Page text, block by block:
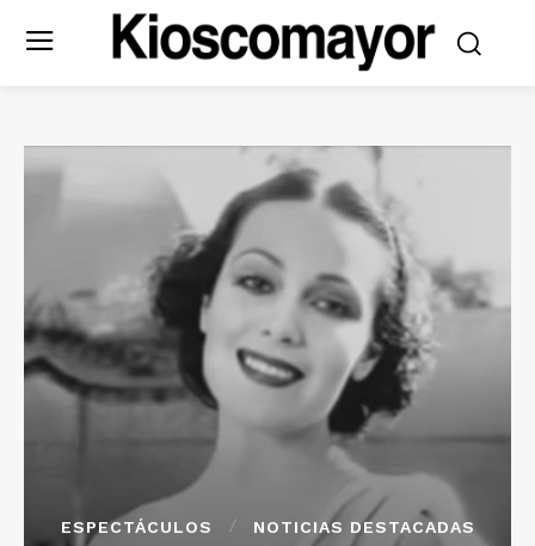
ESPECTÁCULOS NOTICIAS DESTACADAS